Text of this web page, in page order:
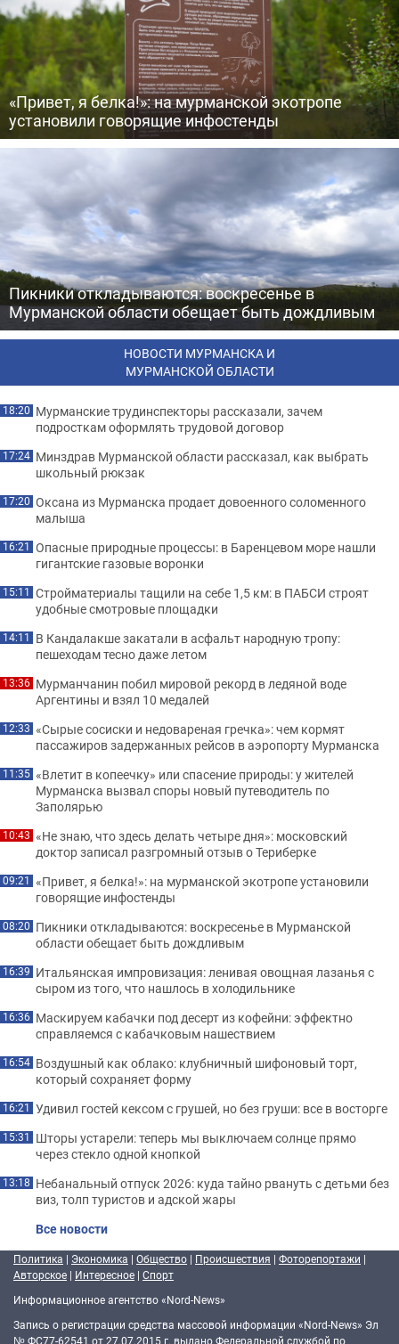
«Привет, я белка!»: на мурманской экотропе
установили говорящие инфостенды
Пикники откладываются: воскресенье в
Мурманской области обещает быть дождливым
НОВОСТИ МУРМАНСКА И
МУРМАНСКОЙ ОБЛАСТИ
18:20 Мурманские трудинспекторы рассказали, зачем
подросткам оформлять трудовой договор
17:24 Минздрав Мурманской области рассказал, как выбрать
школьный рюкзак
17:20 Оксана из Мурманска продает довоенного соломенного
малыша
16:21 Опасные природные процессы: в Баренцевом море нашли
гигантские газовые воронки
15:11 Стройматериалы тащили на себе 1,5 км: в ПАБСИ строят
удобные смотровые площадки
14:11 В Кандалакше закатали в асфальт народную тропу:
пешеходам тесно даже летом
13:36 Мурманчанин побил мировой рекорд в ледяной воде
Аргентины и взял 10 медалей
12:33 «Сырые сосиски и недовареная гречка»: чем кормят
пассажиров задержанных рейсов в аэропорту Мурманска
11:35 «Влетит в копеечку» или спасение природы: у жителей
Мурманска вызвал споры новый путеводитель по
Заполярью
10:43 «Не знаю, что здесь делать четыре дня»: московский
доктор записал разгромный отзыв о Териберке
09:21 «Привет, я белка!»: на мурманской экотропе установили
говорящие инфостенды
08:20 Пикники откладываются: воскресенье в Мурманской
области обещает быть дождливым
16:39 Итальянская импровизация: ленивая овощная лазанья с
сыром из того, что нашлось в холодильнике
16:36 Маскируем кабачки под десерт из кофейни: эффектно
справляемся с кабачковым нашествием
16:54 Воздушный как облако: клубничный шифоновый торт,
который сохраняет форму
16:21 Удивил гостей кексом с грушей, но без груши: все в восторге
15:31 Шторы устарели: теперь мы выключаем солнце прямо
через стекло одной кнопкой
13:18 Небанальный отпуск 2026: куда тайно рвануть с детьми без
виз, толп туристов и адской жары
Все новости
Политика | Экономика | Общество | Происшествия | Фоторепортажи |
Авторское | Интересное | Спорт
Информационное агентство «Nord-News»
Запись о регистрации средства массовой информации «Nord-News» Эл
№ ФС77-62541 от 27.07.2015 г. выдано Федеральной службой по